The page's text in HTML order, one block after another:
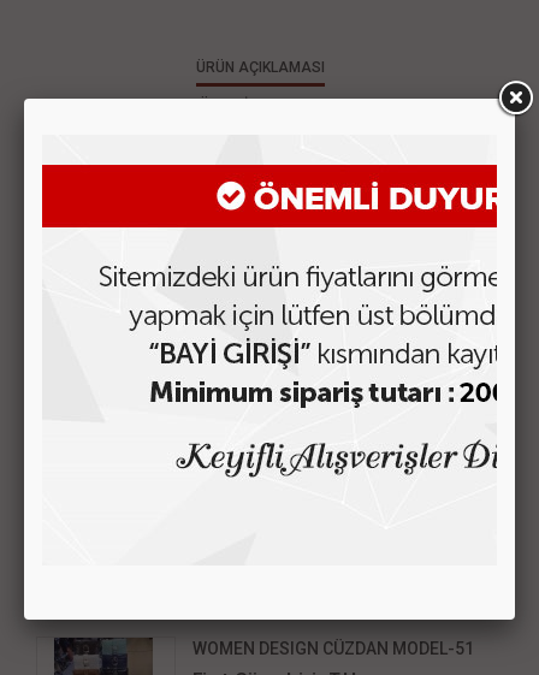
ÜRÜN AÇIKLAMASI
MÜŞTERİ YORUMLARI
GERÇEK DERİ CÜZDAN
BENZER ÜRÜNLER
WOMEN DESIGN CÜZDAN MODEL-53
Fiyatı Görmek için Tıklayın
WOMEN DESIGN CÜZDAN MODEL-51